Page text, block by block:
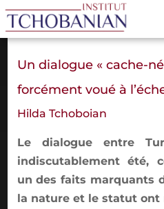
Un dialogue « cache-
forcément voué à
Hilda Tchoboian
Le dialogue entre
indiscutablement été,
un des faits marquants
la nature et le statut